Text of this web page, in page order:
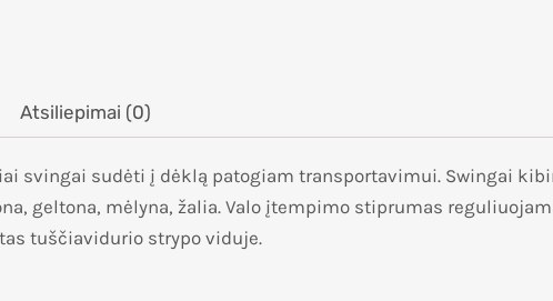
Atsiliepimai (0)
svingai sudėti į dėklą patogiam transportavimui. Swingai
geltona, mėlyna, žalia. Valo įtempimo stiprumas
tuščiavidurio strypo viduje.